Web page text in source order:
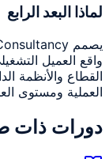
لماذا البعد الرابع
واقع العميل
القطاع والأنظمة
العملية ومستوى
دورات ذات